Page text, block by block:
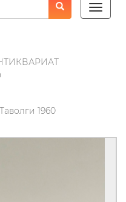
Toggle
1960